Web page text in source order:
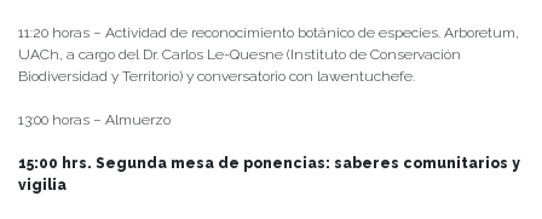
11:20 horas – Actividad de reconocimiento botánico de especies. Arboretum,
UACh, a cargo del Dr. Carlos Le-Quesne (Instituto de Conservación
Biodiversidad y Territorio) y conversatorio con lawentuchefe.
13:00 horas – Almuerzo
15:00 hrs. Segunda mesa de ponencias: saberes comunitarios y
vigilia